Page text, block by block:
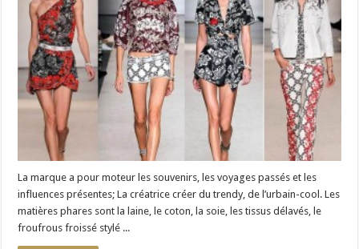
La
Marque
Qui
Rock
La marque a pour moteur les souvenirs, les voyages passés et les
influences présentes; La créatrice créer du trendy, de l’urbain-cool. Les
matières phares sont la laine, le coton, la soie, les tissus délavés, le
froufrous froissé stylé ...